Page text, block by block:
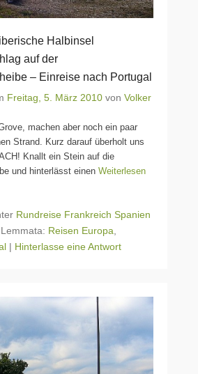
Halbinsel
auf der
– Einreise nach Portugal
Freitag, 5. März 2010 von Volker
machen aber noch ein paar
Strand. Kurz darauf überholt uns
Knallt ein Stein auf die
und hinterlässt einen Weiterlesen
Rundreise Frankreich Spanien
Lemmata: Reisen Europa
| Hinterlasse eine Antwort